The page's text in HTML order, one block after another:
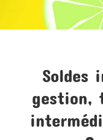
Soldes
gestion,